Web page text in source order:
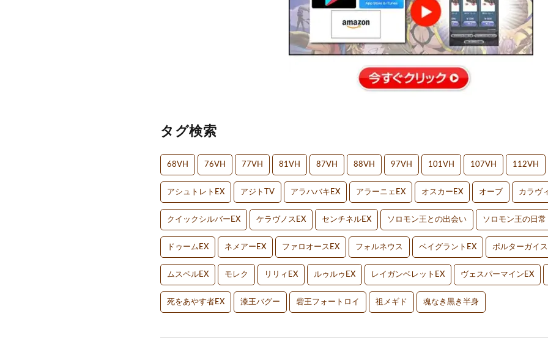
タグ検索
68VH 76VH 77VH 81VH 87VH 88VH 97VH 101VH 107VH 112VH
アシュトレトEX アジトTV アラハバキEX アラーニェEX オスカーEX オーブ カラヴ
クイックシルバーEX ケラヴノスEX センチネルEX ソロモン王との出会い ソロモン王の日常
ドゥームEX ネメアーEX ファロオースEX フォルネウス ベイグラントEX ポルターガイ
ムスペルEX モレク リリィEX ルゥルゥEX レイガンベレットEX ヴェスパーマインEX
死をあやす者EX 漆王バグー 砦王フォートロイ 祖メギド 魂なき黒き半身